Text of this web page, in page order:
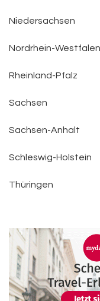
Niedersachsen
Nordrhein-Westfalen
Rheinland-Pfalz
Sachsen
Sachsen-Anhalt
Schleswig-Holstein
Thüringen